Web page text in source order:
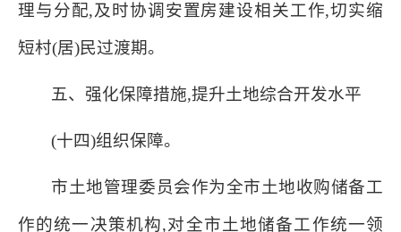
理与分配,及时协调安置房建设相关工作,切实缩
短村(居)民过渡期。
五、强化保障措施,提升土地综合开发水平
(十四)组织保障。
市土地管理委员会作为全市土地收购储备工
作的统一决策机构,对全市土地储备工作统一领